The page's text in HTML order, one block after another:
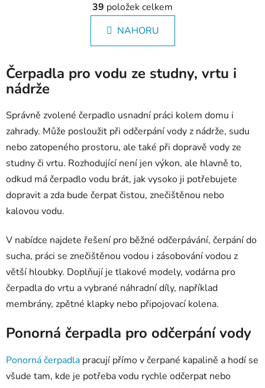
v
l
á
d
c
r
v
k
y
v
ý
p
á
n
k
n
39 položek celkem
NAHORU
Čerpadla pro vodu ze studny, vrtu i
nádrže
Správně zvolené čerpadlo usnadní práci kolem domu i
zahrady. Může posloužit při odčerpání vody z nádrže, sudu
nebo zatopeného prostoru, ale také při dopravě vody ze
studny či vrtu. Rozhodující není jen výkon, ale hlavně to,
odkud má čerpadlo vodu brát, jak vysoko ji potřebujete
dopravit a zda bude čerpat čistou, znečištěnou nebo
kalovou vodu.
V nabídce najdete řešení pro běžné odčerpávání, čerpání do
sucha, práci se znečištěnou vodou i zásobování vodou z
větší hloubky. Doplňují je tlakové modely, vodárna pro
čerpadla do vrtu a vybrané náhradní díly, například
membrány, zpětné klapky nebo připojovací kolena.
Ponorná čerpadla pro odčerpání vody
Ponorná čerpadla pracují přímo v čerpané kapalině a hodí se
všude tam, kde je potřeba vodu rychle odčerpat nebo